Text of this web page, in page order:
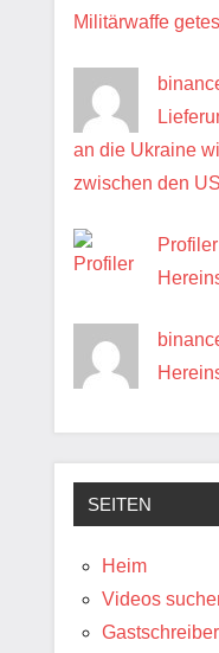
Militärwaffe
an die Ukraine
zwischen den
Profiler
SEITEN
Heim
Videos